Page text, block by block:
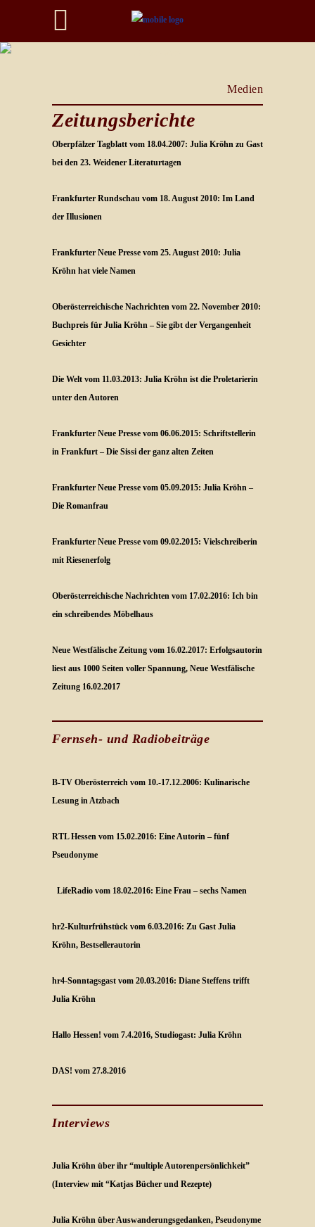
Medien
Zeitungsberichte
Oberpfälzer Tagblatt vom 18.04.2007: Julia Kröhn zu Gast
bei den 23. Weidener Literaturtagen
Frankfurter Rundschau vom 18. August 2010: Im Land
der Illusionen
Frankfurter Neue Presse vom 25. August 2010: Julia
Kröhn hat viele Namen
Oberösterreichische Nachrichten vom 22. November 2010:
Buchpreis für Julia Kröhn – Sie gibt der Vergangenheit
Gesichter
Die Welt vom 11.03.2013: Julia Kröhn ist die Proletarierin
unter den Autoren
Frankfurter Neue Presse vom 06.06.2015: Schriftstellerin
in Frankfurt – Die Sissi der ganz alten Zeiten
Frankfurter Neue Presse vom 05.09.2015: Julia Kröhn –
Die Romanfrau
Frankfurter Neue Presse vom 09.02.2015: Vielschreiberin
mit Riesenerfolg
Oberösterreichische Nachrichten vom 17.02.2016: Ich bin
ein schreibendes Möbelhaus
Neue Westfälische Zeitung vom 16.02.2017: Erfolgsautorin
liest aus 1000 Seiten voller Spannung, Neue Westfälische
Zeitung 16.02.2017
Fernseh- und Radiobeiträge
B-TV Oberösterreich vom 10.-17.12.2006: Kulinarische
Lesung in Atzbach
RTL Hessen vom 15.02.2016: Eine Autorin – fünf
Pseudonyme
LifeRadio vom 18.02.2016: Eine Frau – sechs Namen
hr2-Kulturfrühstück vom 6.03.2016: Zu Gast Julia
Kröhn, Bestsellerautorin
hr4-Sonntagsgast vom 20.03.2016: Diane Steffens trifft
Julia Kröhn
Hallo Hessen! vom 7.4.2016, Studiogast: Julia Kröhn
DAS! vom 27.8.2016
Interviews
Julia Kröhn über ihr “multiple Autorenpersönlichkeit”
(Interview mit “Katjas Bücher und Rezepte)
Julia Kröhn über Auswanderungsgedanken, Pseudonyme